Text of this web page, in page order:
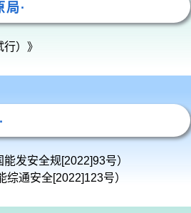
局·
）》
发安全规[2022]93号）
综通安全[2022]123号）